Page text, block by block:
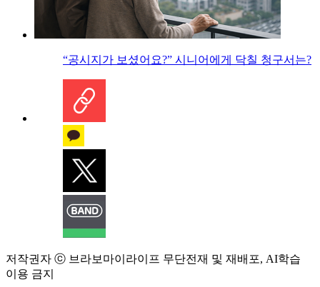
“공시지가 보셨어요?” 시니어에게 닥칠 청구서는?
저작권자 ⓒ 브라보마이라이프 무단전재 및 재배포, AI학습
이용 금지